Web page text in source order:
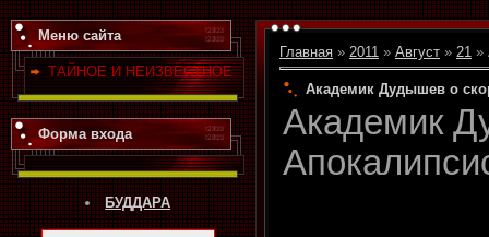
Меню сайта
ТАЙНОЕ И НЕИЗВЕСТНОЕ
Форма входа
БУДДАРА
Главная » 2011 » Август » 21 »
Академик Дудышев о
Академик